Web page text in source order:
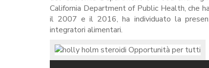
California Department of Public Health, che
il 2007 e il 2016, ha individuato la
integratori alimentari.